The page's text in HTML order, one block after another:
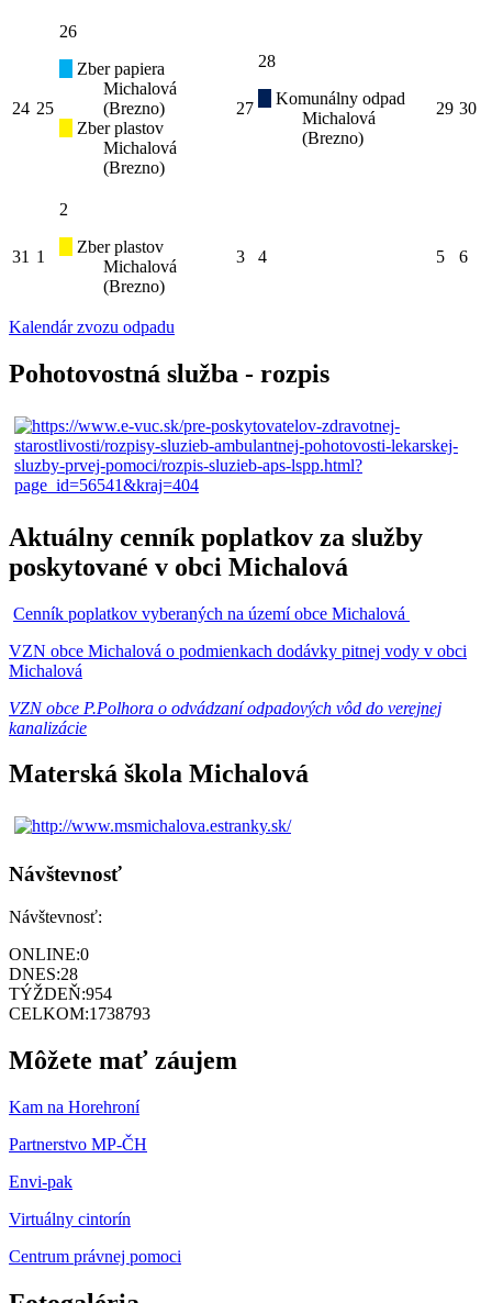
24 25
26
Zber papiera
Michalová
(Brezno)
Zber plastov
Michalová
(Brezno)
27
28
Komunálny odpad
Michalová
(Brezno)
29 30
31 1
2
Zber plastov
Michalová
(Brezno)
3 4 5 6
Kalendár zvozu odpadu
Pohotovostná služba - rozpis
Aktuálny cenník poplatkov za služby
poskytované v obci Michalová
Cenník poplatkov vyberaných na území obce Michalová
VZN obce Michalová o podmienkach dodávky pitnej vody v obci
Michalová
VZN obce P.Polhora o odvádzaní odpadových vôd do verejnej
kanalizácie
Materská škola Michalová
Návštevnosť
Návštevnosť:
ONLINE:0
DNES:28
TÝŽDEŇ:954
CELKOM:1738793
Môžete mať záujem
Kam na Horehroní
Partnerstvo MP-ČH
Envi-pak
Virtuálny cintorín
Centrum právnej pomoci